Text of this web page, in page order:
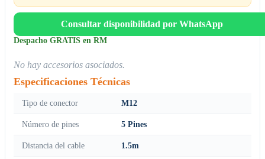
Consultar disponibilidad por WhatsApp
Despacho GRATIS en RM
No hay accesorios asociados.
Especificaciones Técnicas
Tipo de conector M12
Número de pines 5 Pines
Distancia del cable 1.5m